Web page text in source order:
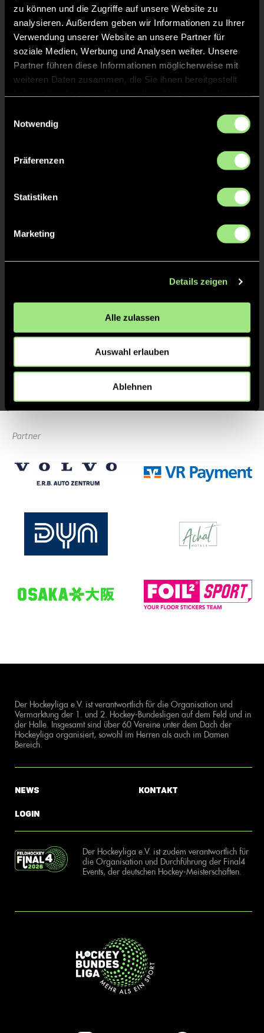
zu können und die Zugriffe auf unsere Website zu
analysieren. Außerdem geben wir Informationen zu Ihrer
Verwendung unserer Website an unsere Partner für
soziale Medien, Werbung und Analysen weiter. Unsere
Partner führen diese Informationen möglicherweise mit
weiteren Daten zusammen, die Sie ihnen bereitgestellt
Notwendig
Präferenzen
Statistiken
Marketing
Details zeigen
Alle zulassen
Auswahl erlauben
Ablehnen
15' TOR 1:0, FELDTOR
BendixH. 37
12'
12' ABPFIFF 1. Halbzeit
KURZE ECKE - VERGEBEN
1' ANPFIFF 1. Halbzeit
Partner
Der Hockeyliga e.V. ist verantwortlich für die Organisation und
Vermarktung der 1. und 2. Hockey-Bundesligen auf dem Feld und in
der Halle. Insgesamt sind über 60 Vereine unter dem Dach der
Hockeyliga organisiert, sowohl im Herren als auch im Damen
Bereich.
News
Login
Kontakt
Der Hockeyliga e.V. ist zudem verantwortlich für
die Organisation und Durchführung der Final4
Events, der deutschen Hockey-Meisterschaften.